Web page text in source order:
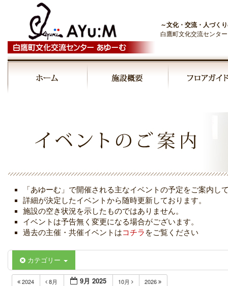
～文化・交流・人づく
白鷹町文化交流センタ
「あゆーむ」で開催される主なイベントの予定をご案内し
詳細が決定したイベントから随時更新しております。
施設の空き状況を示したものではありません。
イベントは予告無く変更になる場合がございます。
過去の主催・共催イベントはコチラ をご覧ください
カテゴリー
2024 8月 9月 2025 10月 2026